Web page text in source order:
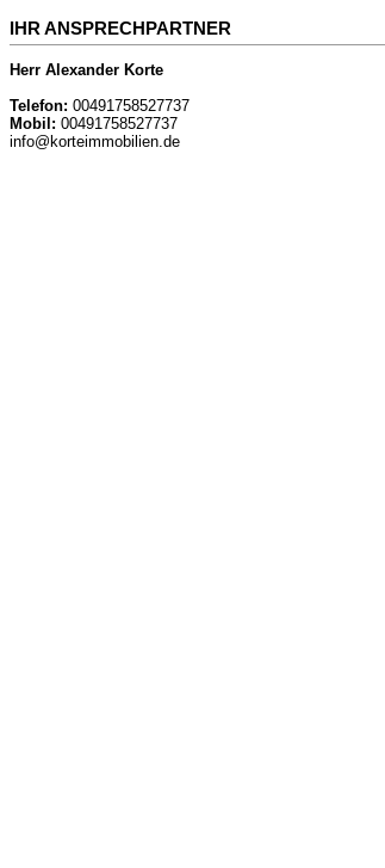
IHR ANSPRECHPARTNER
Herr Alexander Korte
Telefon: 00491758527737
Mobil: 00491758527737
info@korteimmobilien.de